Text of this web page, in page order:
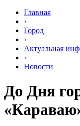
Главная
›
Город
›
Актуальная
›
Новости
До Дня